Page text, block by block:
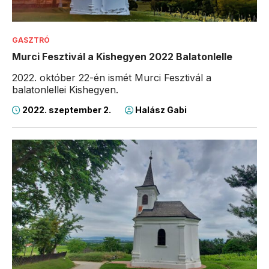
GASZTRÓ
Murci Fesztivál a Kishegyen 2022 Balatonlelle
2022. október 22-én ismét Murci Fesztivál a
balatonlellei Kishegyen.
2022. szeptember 2. Halász Gabi